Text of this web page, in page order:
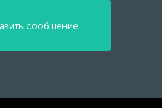
сообщение